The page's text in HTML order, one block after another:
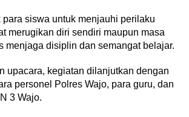
para siswa untuk menjauhi perilaku
merugikan diri sendiri maupun masa
menjaga disiplin dan semangat belajar.
upacara, kegiatan dilanjutkan dengan
personel Polres Wajo, para guru, dan
3 Wajo.